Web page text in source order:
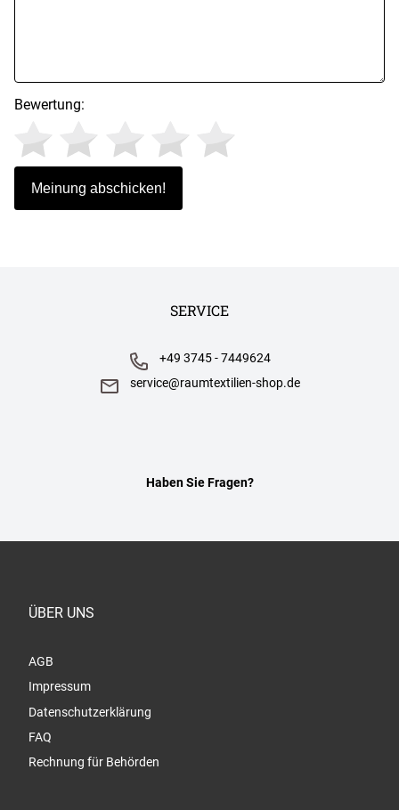
Bewertung:
SERVICE
Haben Sie Fragen?
+49 3745 - 7449624
service@raumtextilien-shop.de
ÜBER UNS
AGB
Impressum
Datenschutzerklärung
FAQ
Rechnung für Behörden